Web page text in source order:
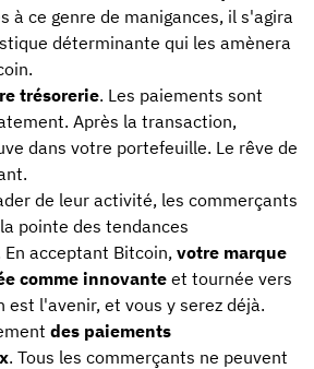
à ce genre de manigances, il s'agira
déterminante qui les amènera
trésorerie. Les paiements sont
Après la transaction,
dans votre portefeuille. Le rêve de
de leur activité, les commerçants
pointe des tendances
acceptant Bitcoin, votre marque
comme innovante et tournée vers
est l'avenir, et vous y serez déjà.
des paiements
. Tous les commerçants ne peuvent